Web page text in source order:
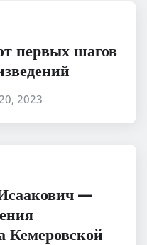
первых шагов
2023
—
Кемеровской